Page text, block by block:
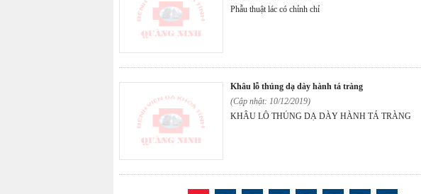
Phẫu thuật lác có chỉnh chỉ
khâu lỗ thủng dạ dày hành tá tràng
(Cập nhật: 10/12/2019)
KHÂU LỖ THỦNG DẠ DÀY HÀNH TÁ TRÀNG